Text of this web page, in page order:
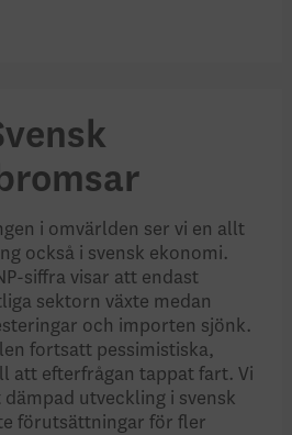
i omvärlden ser vi en allt
också i svensk ekonomi.
siffra visar att endast
sektorn växte medan
och importen sjönk.
fortsatt pessimistiska,
att efterfrågan tappat fart. Vi
utveckling i svensk
förutsättningar för fler